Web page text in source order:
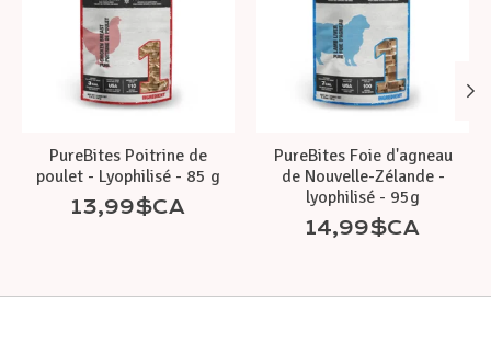
PureBites Poitrine de
poulet - Lyophilisé - 85 g
13,99$CA
PureBites Foie d'agneau
de Nouvelle-Zélande -
lyophilisé - 95g
14,99$CA